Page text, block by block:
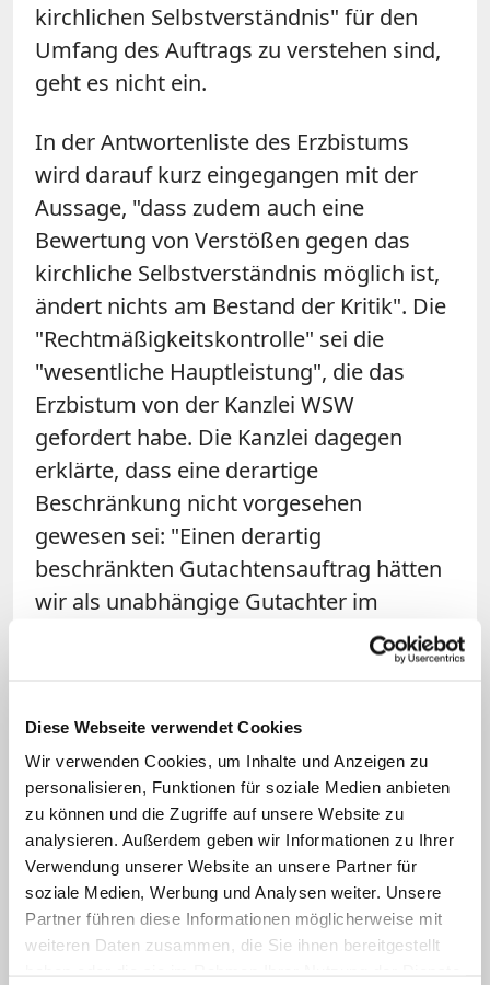
Diese Webseite verwendet Cookies
Wir verwenden Cookies, um Inhalte und Anzeigen zu
personalisieren, Funktionen für soziale Medien anbieten
zu können und die Zugriffe auf unsere Website zu
analysieren. Außerdem geben wir Informationen zu Ihrer
Verwendung unserer Website an unsere Partner für
soziale Medien, Werbung und Analysen weiter. Unsere
Partner führen diese Informationen möglicherweise mit
weiteren Daten zusammen, die Sie ihnen bereitgestellt
kirchlichen Selbstverständnis" für den
Umfang des Auftrags zu verstehen sind,
geht es nicht ein.
In der Antwortenliste des Erzbistums
wird darauf kurz eingegangen mit der
Aussage, "dass zudem auch eine
Bewertung von Verstößen gegen das
kirchliche Selbstverständnis möglich ist,
ändert nichts am Bestand der Kritik". Die
"Rechtmäßigkeitskontrolle" sei die
"wesentliche Hauptleistung", die das
Erzbistum von der Kanzlei WSW
gefordert habe. Die Kanzlei dagegen
erklärte, dass eine derartige
Beschränkung nicht vorgesehen
gewesen sei: "Einen derartig
beschränkten Gutachtensauftrag hätten
wir als unabhängige Gutachter im
Bereich des sexuellen Missbrauchs von
Rücktritt im Betroffenenbeirat
Der Betroffenenbeirat des Erzbistums
wurde am Donnerstag zuvor über das
Gutachten von Jahn/Streng und das vom
Erzbistum informiert. Einsicht in das
Gutachten der Kanzlei WSW hat er